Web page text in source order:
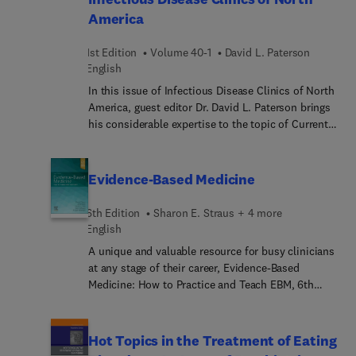
ultimately enhancing the quality of sleep and
America
1st Edition Volume 40-1
David L. Paterson
English
In this issue of Infectious Disease Clinics of North
America, guest editor Dr. David L. Paterson brings
his considerable expertise to the topic of Current
experts provide current reviews that highlight
faced by clinicians when they encounter multi-
resistant bacteria. Articles cover management of
diagnostic strategies for antibiotic-resistant
bacteria causing bloodstream infection; current
management strategies for hypervirulent
Evidence-Based Medicine
6th Edition
Sharon E. Straus + 4 more
English
A unique and valuable resource for busy clinicians
at any stage of their career, Evidence-Based
Medicine: How to Practice and Teach EBM, 6th
medicine (EBM). This classic introduction to EBM
has been thoroughly updated from cover to cover,
Hot Topics in the Treatment of Eating